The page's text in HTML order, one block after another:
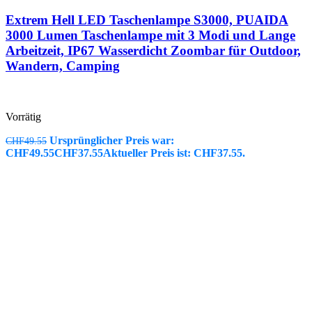
Extrem Hell LED Taschenlampe S3000, PUAIDA
3000 Lumen Taschenlampe mit 3 Modi und Lange
Arbeitzeit, IP67 Wasserdicht Zoombar für Outdoor,
Wandern, Camping
Vorrätig
CHF49.55 Ursprünglicher Preis war:
CHF49.55CHF37.55Aktueller Preis ist: CHF37.55.